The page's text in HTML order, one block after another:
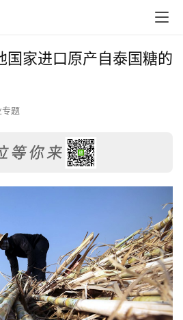
国家进口原产自泰国糖的
专题